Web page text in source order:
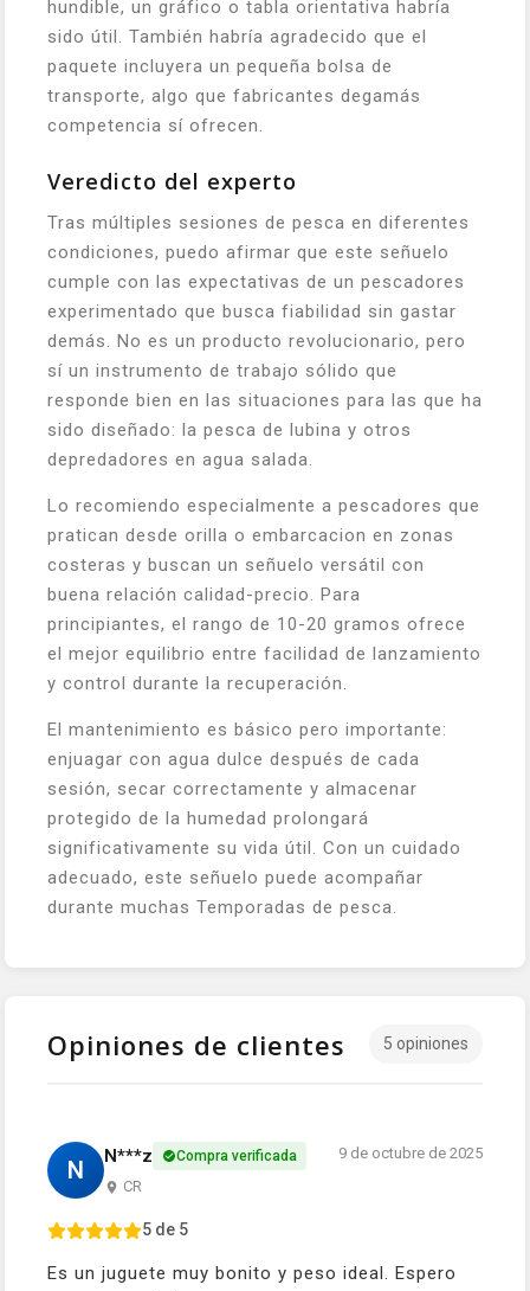
hundible, un gráfico o tabla orientativa habría
sido útil. También habría agradecido que el
paquete incluyera un pequeña bolsa de
transporte, algo que fabricantes degamás
competencia sí ofrecen.
Veredicto del experto
Tras múltiples sesiones de pesca en diferentes
condiciones, puedo afirmar que este señuelo
cumple con las expectativas de un pescadores
experimentado que busca fiabilidad sin gastar
demás. No es un producto revolucionario, pero
sí un instrumento de trabajo sólido que
responde bien en las situaciones para las que ha
sido diseñado: la pesca de lubina y otros
depredadores en agua salada.
Lo recomiendo especialmente a pescadores que
pratican desde orilla o embarcacion en zonas
costeras y buscan un señuelo versátil con
buena relación calidad-precio. Para
principiantes, el rango de 10-20 gramos ofrece
el mejor equilibrio entre facilidad de lanzamiento
y control durante la recuperación.
El mantenimiento es básico pero importante:
enjuagar con agua dulce después de cada
sesión, secar correctamente y almacenar
protegido de la humedad prolongará
significativamente su vida útil. Con un cuidado
adecuado, este señuelo puede acompañar
durante muchas Temporadas de pesca.
Opiniones de clientes 5 opiniones
N N***z Compra verificada
CR
9 de octubre de 2025
5 de 5
Es un juguete muy bonito y peso ideal. Espero